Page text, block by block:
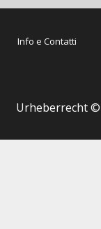
Info e Contatti
Urheberrecht ©